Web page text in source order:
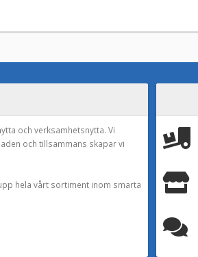
och verksamhetsnytta. Vi
och tillsammans skapar vi
hela vårt sortiment inom smarta